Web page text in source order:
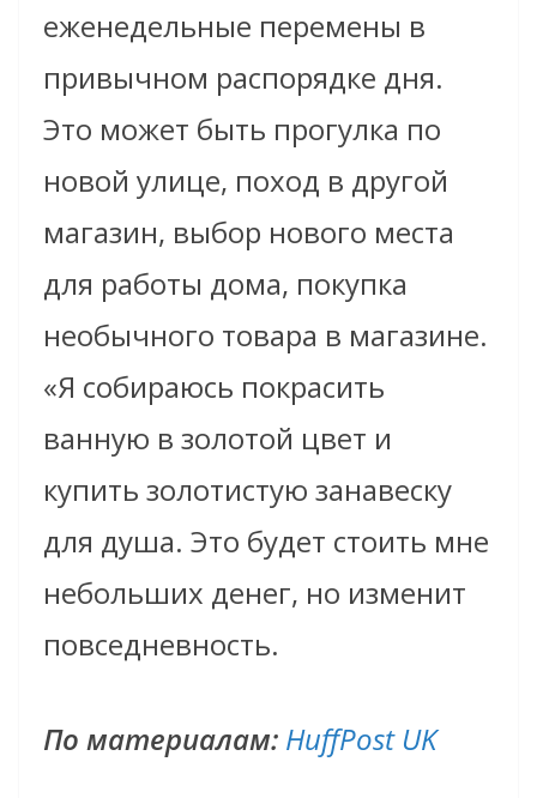
еженедельные перемены в
привычном распорядке дня.
Это может быть прогулка по
новой улице, поход в другой
магазин, выбор нового места
для работы дома, покупка
необычного товара в магазине.
«Я собираюсь покрасить
ванную в золотой цвет и
купить золотистую занавеску
для душа. Это будет стоить мне
небольших денег, но изменит
повседневность.
По материалам: HuffPost UK